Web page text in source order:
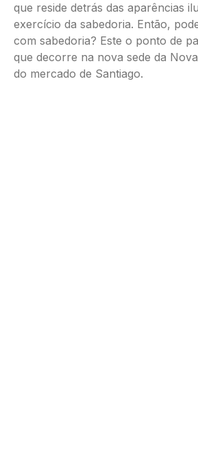
que reside detrás das aparências
exercício da sabedoria. Então,
com sabedoria? Este o ponto de
que decorre na nova sede da
do mercado de Santiago.